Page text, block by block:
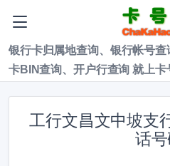
银行卡归属地查询、银行帐号
卡BIN查询、开户行查询 就上
工行文昌文中坡支
话